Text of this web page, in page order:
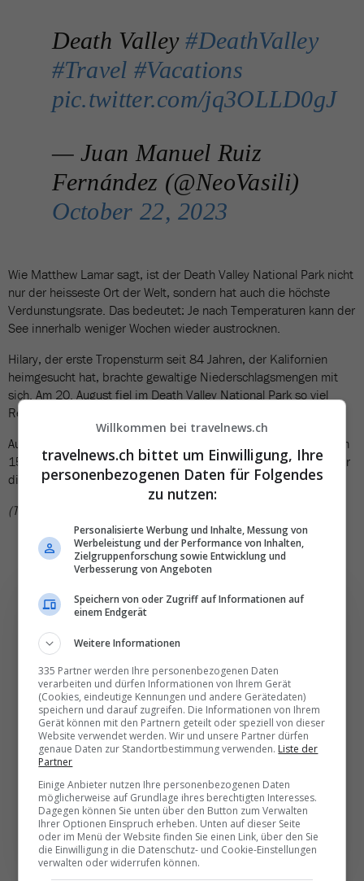
Death Valley#DeathValley
#Travel #Vacations
pic.twitter.com/jq3OLLD0gJ
— Juan Manuel Ruiz
Fernández (@NeoVasili)
October 22, 2023
Wie Matthew Lamar sagt, ist der Death Valley National Park nicht
nur der heisseste Ort der Welt, sondern hat auch die höchste
Verdunstungsrate. Das bedeutet: Je nach Temperaturen kann der
See innerhalb weniger Wochen wieder austrocknen.
Hilary, der erste Tropensturm seit 84 Jahren, der Kalifornien
heimgesucht hat, brachte gewaltige Niederschlagsmengen mit
sich. Am 20. August fiel im Death Valley National Park so viel
Regen wie sonst in einem ganzen Jahr (
Aufgrund überfluteter Strassen und Wege blieb der Park bis zum
15. Oktober geschlossen. Die fast zweimonatige Schliessung war
die längste in der Geschichte des Parks.
(TN)
besten News direkt in
Ihr E‑Mail-Postfach
Täglich oder wöchentlich, mit mehr Insights oder
NEWSLETTER ENTDECKEN
Willkommen bei travelnews.ch
travelnews.ch bittet um Einwilligung, Ihre
personenbezogenen Daten für Folgendes
zu nutzen:
Personalisierte Werbung und Inhalte, Messung von
Werbeleistung und der Performance von Inhalten,
Zielgruppenforschung sowie Entwicklung und
Verbesserung von Angeboten
Speichern von oder Zugriff auf Informationen auf
einem Endgerät
Weitere Informationen
335 Partner werden Ihre personenbezogenen Daten
verarbeiten und dürfen Informationen von Ihrem Gerät
(Cookies, eindeutige Kennungen und andere Gerätedaten)
speichern und darauf zugreifen. Die Informationen von Ihrem
Gerät können mit den Partnern geteilt oder speziell von dieser
Website verwendet werden. Wir und unsere Partner dürfen
genaue Daten zur Standortbestimmung verwenden. Liste der
Partner
Einige Anbieter nutzen Ihre personenbezogenen Daten
möglicherweise auf Grundlage ihres berechtigten Interesses.
Dagegen können Sie unten über den Button zum Verwalten
Ihrer Optionen Einspruch erheben. Unten auf dieser Seite
oder im Menü der Website finden Sie einen Link, über den Sie
die Einwilligung in die Datenschutz- und Cookie-Einstellungen
verwalten oder widerrufen können.